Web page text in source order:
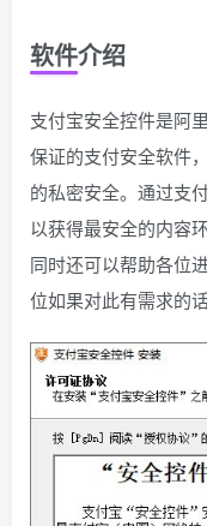
软件介绍
支付宝安全控件是阿
保证的支付安全软件
的私密安全。通过支
以获得最安全的内容
同时还可以帮助各位
位如果对此有需求的话